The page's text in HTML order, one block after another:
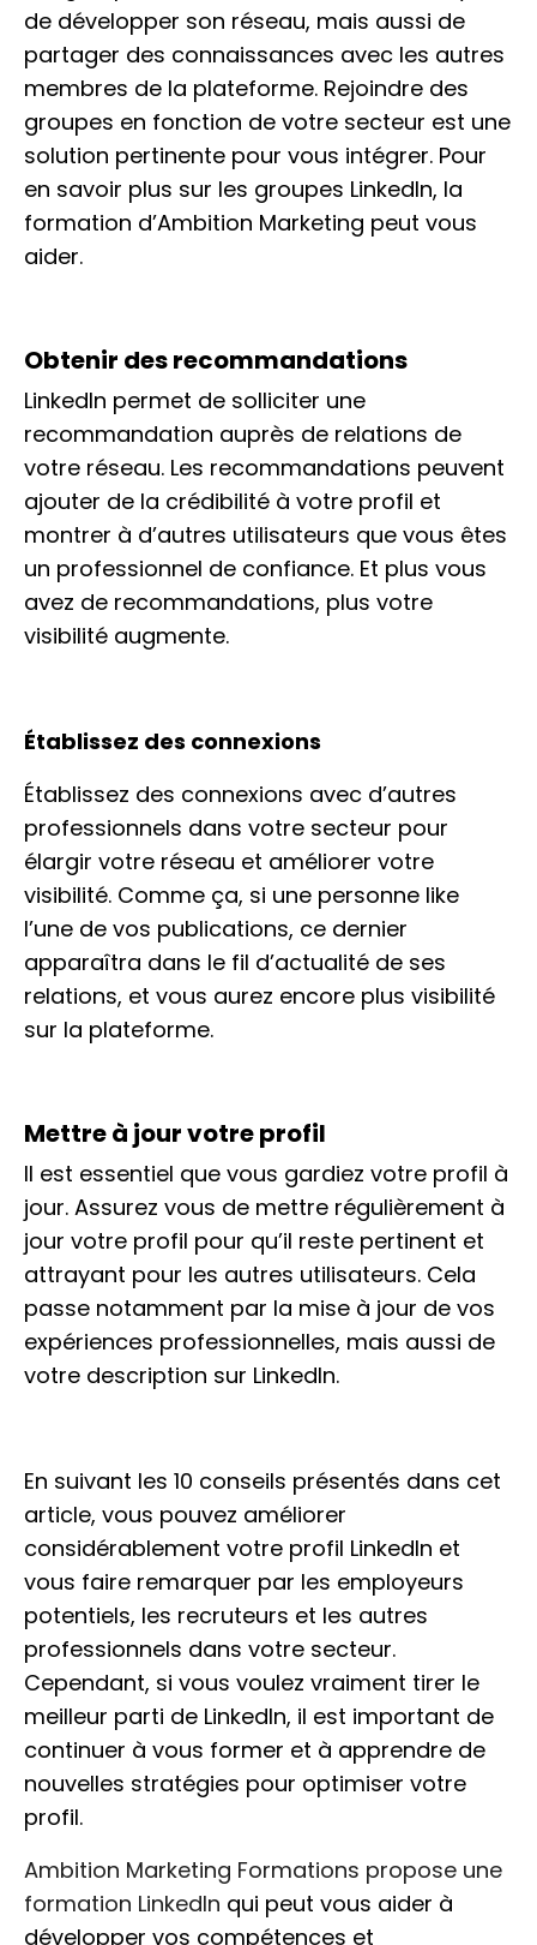
de développer son réseau, mais aussi de
partager des connaissances avec les autres
membres de la plateforme. Rejoindre des
groupes en fonction de votre secteur est une
solution pertinente pour vous intégrer. Pour
en savoir plus sur les groupes LinkedIn, la
formation d’Ambition Marketing peut vous
aider.
Obtenir des recommandations
LinkedIn permet de solliciter une
recommandation auprès de relations de
votre réseau. Les recommandations peuvent
ajouter de la crédibilité à votre profil et
montrer à d’autres utilisateurs que vous êtes
un professionnel de confiance. Et plus vous
avez de recommandations, plus votre
visibilité augmente.
Établissez des connexions
Établissez des connexions avec d’autres
professionnels dans votre secteur pour
élargir votre réseau et améliorer votre
visibilité. Comme ça, si une personne like
l’une de vos publications, ce dernier
apparaîtra dans le fil d’actualité de ses
relations, et vous aurez encore plus visibilité
sur la plateforme.
Mettre à jour votre profil
Il est essentiel que vous gardiez votre profil à
jour. Assurez vous de mettre régulièrement à
jour votre profil pour qu’il reste pertinent et
attrayant pour les autres utilisateurs. Cela
passe notamment par la mise à jour de vos
expériences professionnelles, mais aussi de
votre description sur LinkedIn.
En suivant les 10 conseils présentés dans cet
article, vous pouvez améliorer
considérablement votre profil LinkedIn et
vous faire remarquer par les employeurs
potentiels, les recruteurs et les autres
professionnels dans votre secteur.
Cependant, si vous voulez vraiment tirer le
meilleur parti de LinkedIn, il est important de
continuer à vous former et à apprendre de
nouvelles stratégies pour optimiser votre
profil.
Ambition Marketing Formations propose une
formation LinkedIn qui peut vous aider à
développer vos compétences et